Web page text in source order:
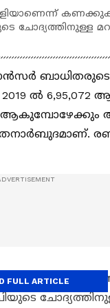
ൽ 6,95,072
ആകുമ്പോഴേക്കും
FULL ARTICLE